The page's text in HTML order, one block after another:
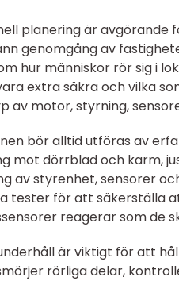
planering är
genomgång av
hur människor rör sig i
extra säkra och vilka
av motor, styrning,
bör alltid utföras av
mot dörrblad och karm,
av styrenhet, sensorer
tester för att säkerställa
reagerar som de
är viktigt för att
rörliga delar,